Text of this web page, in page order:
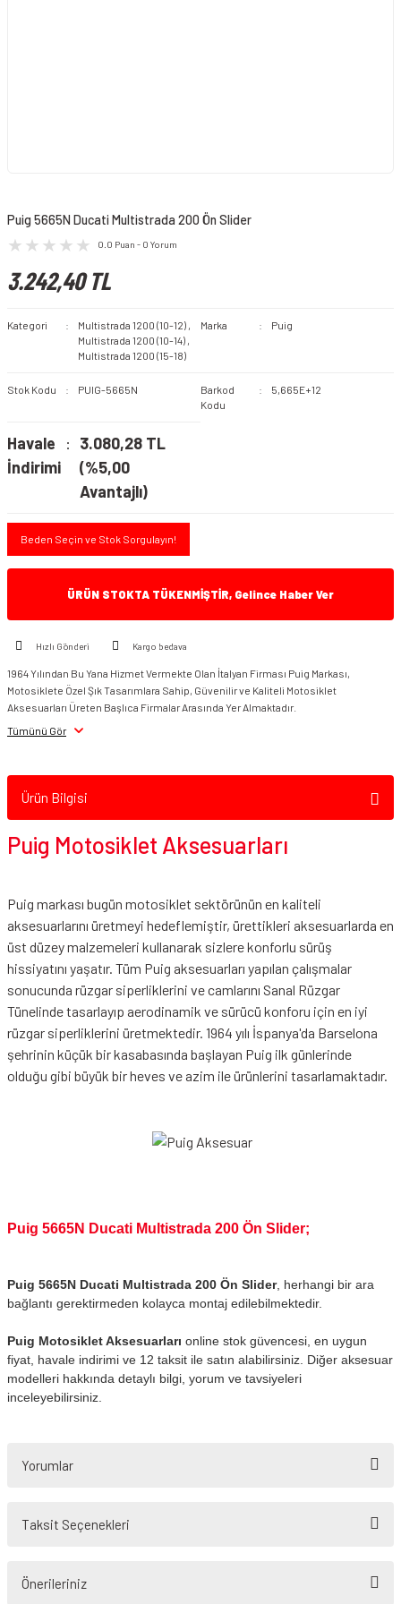
Puig 5665N Ducati Multistrada 200 Ön Slider
0.0 Puan - 0 Yorum
3.242,40 TL
Kategori Multistrada 1200 (10-12) ,
Multistrada 1200 (10-14) ,
Multistrada 1200 (15-18)
Marka Puig
Stok Kodu PUIG-5665N
Barkod
Kodu
5,665E+12
Havale
İndirimi
3.080,28 TL
(%5,00
Avantajlı)
Beden Seçin ve Stok Sorgulayın!
ÜRÜN STOKTA TÜKENMİŞTİR, Gelince Haber Ver
Hızlı Gönderi Kargo bedava
1964 Yılından Bu Yana Hizmet Vermekte Olan İtalyan Firması Puig Markası,
Motosiklete Özel Şık Tasarımlara Sahip, Güvenilir ve Kaliteli Motosiklet
Aksesuarları Üreten Başlıca Firmalar Arasında Yer Almaktadır.
Tümünü Gör
Ürün Bilgisi
Puig Motosiklet Aksesuarları
Puig markası bugün motosiklet sektörünün en kaliteli
aksesuarlarını üretmeyi hedeflemiştir, ürettikleri aksesuarlarda en
üst düzey malzemeleri kullanarak sizlere konforlu sürüş
hissiyatını yaşatır. Tüm Puig aksesuarları yapılan çalışmalar
sonucunda rüzgar siperliklerini ve camlarını Sanal Rüzgar
Tünelinde tasarlayıp aerodinamik ve sürücü konforu için en iyi
rüzgar siperliklerini üretmektedir. 1964 yılı İspanya'da Barselona
şehrinin küçük bir kasabasında başlayan Puig ilk günlerinde
olduğu gibi büyük bir heves ve azim ile ürünlerini tasarlamaktadır.
Puig 5665N Ducati Multistrada 200 Ön Slider;
Puig 5665N Ducati Multistrada 200 Ön Slider, herhangi bir ara
bağlantı gerektirmeden kolayca montaj edilebilmektedir.
Puig Motosiklet Aksesuarları online stok güvencesi, en uygun
fiyat, havale indirimi ve 12 taksit ile satın alabilirsiniz. Diğer aksesuar
modelleri hakkında detaylı bilgi, yorum ve tavsiyeleri
inceleyebilirsiniz.
Yorumlar
Taksit Seçenekleri
Önerileriniz